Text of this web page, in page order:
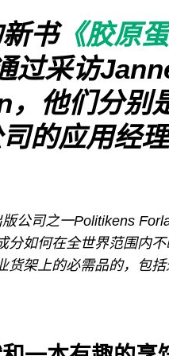
书《胶原
过采访
他们分别
的应用经
公司之一Politikens
分如何在全世界范围内
货架上的必需品的，包